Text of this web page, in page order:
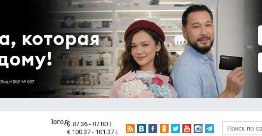
$ 87.36 - 87.80
€ 100.37 - 101.37